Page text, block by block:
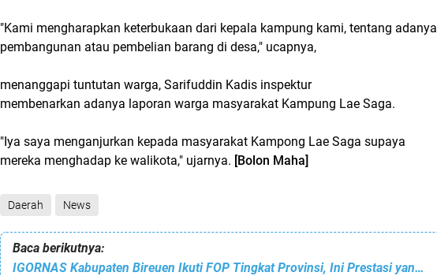
"Kami mengharapkan keterbukaan dari kepala kampung kami, tentang adanya
pembangunan atau pembelian barang di desa," ucapnya,
menanggapi tuntutan warga, Sarifuddin Kadis inspektur
membenarkan adanya laporan warga masyarakat Kampung Lae Saga.
"Iya saya menganjurkan kepada masyarakat Kampong Lae Saga supaya
mereka menghadap ke walikota," ujarnya. [Bolon Maha]
Daerah News
Baca berikutnya:
IGORNAS Kabupaten Bireuen Ikuti FOP Tingkat Provinsi, Ini Prestasi yang Diraih